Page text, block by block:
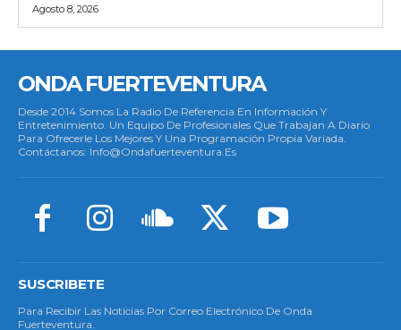
Agosto 8, 2026
ONDA FUERTEVENTURA
Desde 2014 Somos La Radio De Referencia En Información Y
Entretenimiento. Un Equipo De Profesionales Que Trabajan A Diario
Para Ofrecerle Los Mejores Y Una Programación Propia Variada.
Contáctanos: Info@ondafuerteventura.es
SUSCRIBETE
Para Recibir Las Noticias Por Correo Electrónico De Onda
Fuerteventura.